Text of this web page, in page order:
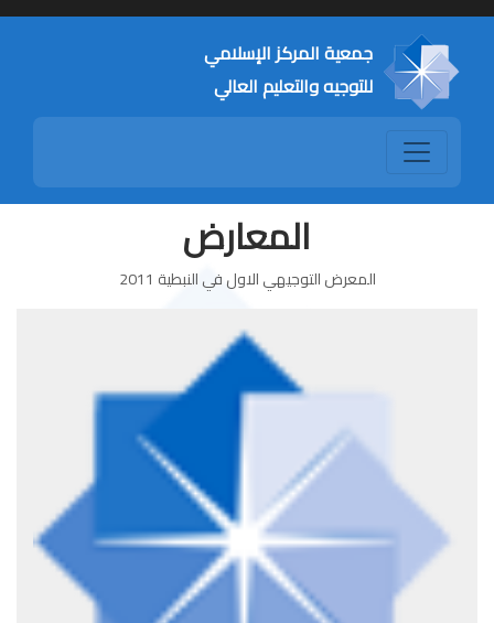
جمعية المركز الإسلامي
للتوجيه والتعليم العالي
المعارض
المعرض التوجيهي الاول في النبطية 2011